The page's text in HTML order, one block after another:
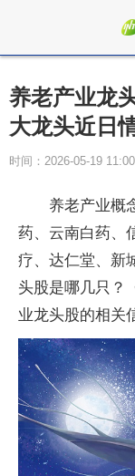
养老产业龙
大龙头近日
时间：2026-05-19
养老产业概
药、云南白药、
疗、达仁堂、新
头股是哪几只？
业龙头股的相关